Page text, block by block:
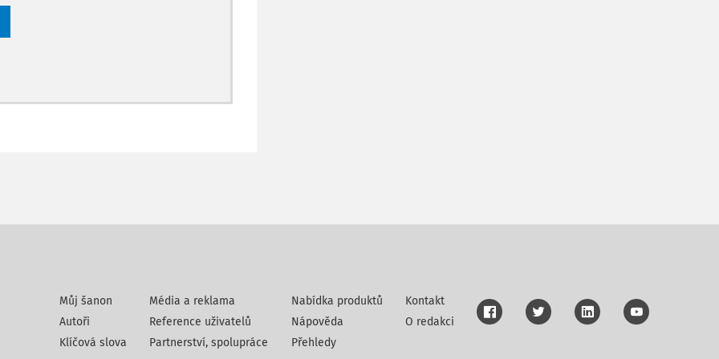
Můj šanon
Autoři
Klíčová slova
Média a reklama
Reference uživatelů
Partnerství, spolupráce
Nabídka produktů
Nápověda
Přehledy
Kontakt
O redakci